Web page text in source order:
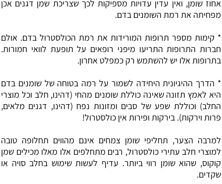
אחוז שומן, ואין עדין עדויות מספיקות לכך שצריכת שמן דגנים אכן
מפחיתה את רמת השומנים בדם.
* קימות מספר תרופות המורידות את רמת הכולסטרול בדם. אולם
חברות התרופות התריעו מיפני רופאים על תופעת לוואי חמורות.
בתרופות אלו יש להשתמש רק כמפלט אחרון.
* הדרך ההיגיונית היחידה לשמור על רמה בטוחה של שומנים בדם
היא לאמץ תזונה שאינה כוללת שומנים מהחי (דהינו, חלב וכל מוצרי
החלב) וכוללת שפע של סבים ומזונות נפח (דהינו, דגנים מלאים,
פרות וירקות). בירקות ופירות אין כולסטרול!
למרבה הצער, תחליפי שומן צמחים אינם מהווים תחלופה טובה
למוצרי חלב עתירי כולסטרול, רבים מתחלפים אלו מאלו מכילים שמן
קוקוס, שהוא שומן רווי ביותר. עדיף לעשות שימוש בחלב סויה או
שקדים.